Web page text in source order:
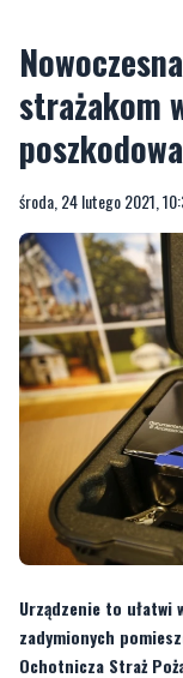
środa, 24 lutego 2021,
Urządzenie to ułatwi
zadymionych
nowoczesną kamerę
Kamerę termowizyjną na
Pożarnej w Wejherowie i